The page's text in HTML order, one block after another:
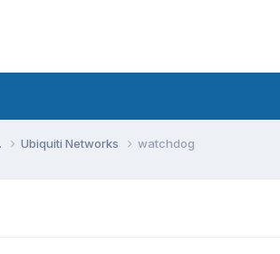
Ubiquiti Networks watchdog